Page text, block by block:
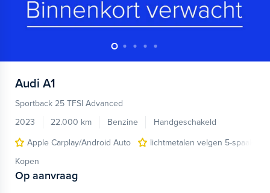
Audi A1
Sportback 25 TFSI Advanced
2023
22.000 km Benzine
Handgeschakeld
Apple Carplay/Android Auto
lichtmetalen velgen 5-spaaks
Kopen
Op aanvraag